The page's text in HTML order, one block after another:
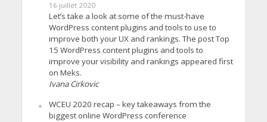
16 juillet 2020
Let’s take a look at some of the must-have
WordPress content plugins and tools to use to
improve both your UX and rankings. The post Top
15 WordPress content plugins and tools to
improve your visibility and rankings appeared first
on Meks.
Ivana Cirkovic
WCEU 2020 recap – key takeaways from the
biggest online WordPress conference